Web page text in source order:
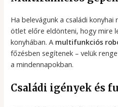
Ha belevágunk a családi
ötlet előre eldönteni, hogy mire
konyhában. A multifunkciós
főzésben segítenek – velük
a mindennapokban.
Családi igények és